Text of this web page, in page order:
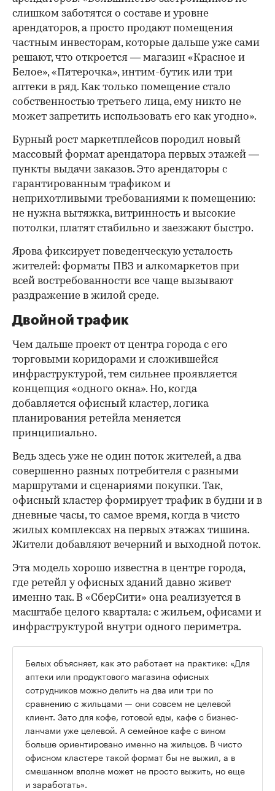
слишком заботятся о составе и уровне
арендаторов, а просто продают помещения
частным инвесторам, которые дальше уже сами
решают, что откроется — магазин «Красное и
Белое», «Пятерочка», интим-бутик или три
аптеки в ряд. Как только помещение стало
собственностью третьего лица, ему никто не
может запретить использовать его как угодно».
Бурный рост маркетплейсов породил новый
массовый формат арендатора первых этажей —
пункты выдачи заказов. Это арендаторы с
гарантированным трафиком и
неприхотливыми требованиями к помещению:
не нужна вытяжка, витринность и высокие
потолки, платят стабильно и заезжают быстро.
Ярова фиксирует поведенческую усталость
жителей: форматы ПВЗ и алкомаркетов при
всей востребованности все чаще вызывают
раздражение в жилой среде.
Двойной трафик
Чем дальше проект от центра города с его
торговыми коридорами и сложившейся
инфраструктурой, тем сильнее проявляется
концепция «одного окна». Но, когда
добавляется офисный кластер, логика
планирования ретейла меняется
принципиально.
Ведь здесь уже не один поток жителей, а два
совершенно разных потребителя с разными
маршрутами и сценариями покупки. Так,
офисный кластер формирует трафик в будни и в
дневные часы, то самое время, когда в чисто
жилых комплексах на первых этажах тишина.
Жители добавляют вечерний и выходной поток.
Эта модель хорошо известна в центре города,
где ретейл у офисных зданий давно живет
именно так. В «СберСити» она реализуется в
масштабе целого квартала: с жильем, офисами и
инфраструктурой внутри одного периметра.
Белых объясняет, как это работает на практике: «Для
аптеки или продуктового магазина офисных
сотрудников можно делить на два или три по
сравнению с жильцами — они совсем не целевой
клиент. Зато для кофе, готовой еды, кафе с бизнес-
ланчами уже целевой. А семейное кафе с вином
больше ориентировано именно на жильцов. В чисто
офисном кластере такой формат бы не выжил, а в
смешанном вполне может не просто выжить, но еще
и заработать».